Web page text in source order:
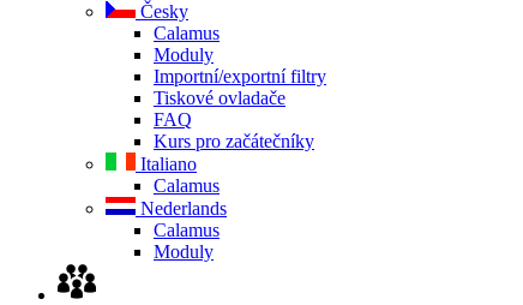
Česky
Calamus
Moduly
Importní/exportní filtry
Tiskové ovladače
FAQ
Kurs pro začátečníky
Italiano
Calamus
Nederlands
Calamus
Moduly